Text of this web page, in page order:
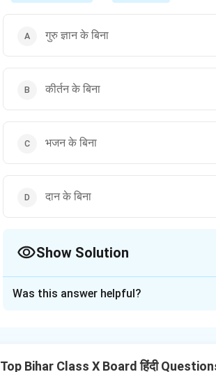
गुरु ज्ञान के बिना
कीर्तन के बिना
भजन के बिना
दान के बिना
Show Solution
Was this answer helpful?
Top Bihar Class X Board हिंदी